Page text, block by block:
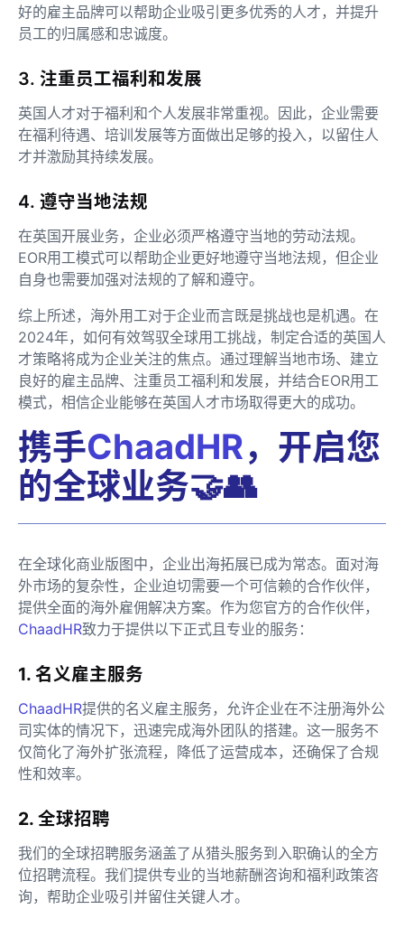
好的雇主品牌可以帮助企业吸引更多优秀的人才，并提升
员工的归属感和忠诚度。
3. 注重员工福利和发展
英国人才对于福利和个人发展非常重视。因此，企业需要
在福利待遇、培训发展等方面做出足够的投入，以留住人
才并激励其持续发展。
4. 遵守当地法规
在英国开展业务，企业必须严格遵守当地的劳动法规。
EOR用工模式可以帮助企业更好地遵守当地法规，但企业
自身也需要加强对法规的了解和遵守。
综上所述，海外用工对于企业而言既是挑战也是机遇。在
2024年，如何有效驾驭全球用工挑战，制定合适的英国人
才策略将成为企业关注的焦点。通过理解当地市场、建立
良好的雇主品牌、注重员工福利和发展，并结合EOR用工
模式，相信企业能够在英国人才市场取得更大的成功。
携手ChaadHR，开启您
的全球业务🤝👥
在全球化商业版图中，企业出海拓展已成为常态。面对海
外市场的复杂性，企业迫切需要一个可信赖的合作伙伴，
提供全面的海外雇佣解决方案。作为您官方的合作伙伴，
ChaadHR致力于提供以下正式且专业的服务：
1. 名义雇主服务
ChaadHR提供的名义雇主服务，允许企业在不注册海外公
司实体的情况下，迅速完成海外团队的搭建。这一服务不
仅简化了海外扩张流程，降低了运营成本，还确保了合规
性和效率。
2. 全球招聘
我们的全球招聘服务涵盖了从猎头服务到入职确认的全方
位招聘流程。我们提供专业的当地薪酬咨询和福利政策咨
询，帮助企业吸引并留住关键人才。